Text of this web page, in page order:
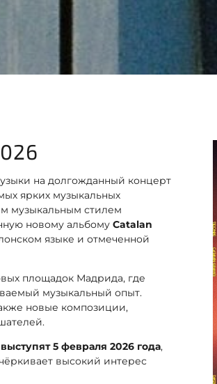
на долгожданный концерт
ярких музыкальных
музыкальным стилем
новому альбому Catalan
языке и отмеченной
площадок Мадрида, где
музыкальный опыт.
новые композиции,
5 февраля 2026 года,
высокий интерес